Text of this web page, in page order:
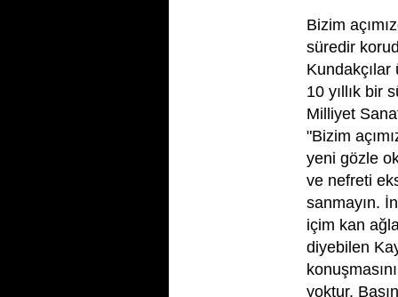
Bizim
süredir
Kundakçılar
10 yıllık bir
Milliyet
"Bizim
yeni gözle
ve nefreti
sanmayın.
içim kan
diyebilen
yoktur.